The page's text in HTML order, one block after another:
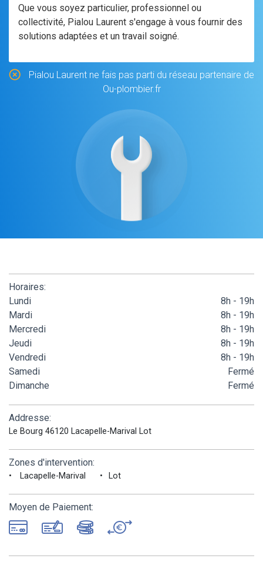
Que vous soyez particulier, professionnel ou
collectivité, Pialou Laurent s'engage à vous fournir des
solutions adaptées et un travail soigné.
Pialou Laurent ne fais pas parti du réseau partenaire de
Ou-plombier.fr
Horaires:
Lundi
8h - 19h
Mardi
8h - 19h
Mercredi
8h - 19h
Jeudi
8h - 19h
Vendredi
8h - 19h
Samedi
Fermé
Dimanche
Fermé
Addresse:
Le Bourg 46120 Lacapelle-Marival Lot
Zones d'intervention:
Lacapelle-Marival Lot
Moyen de Paiement: